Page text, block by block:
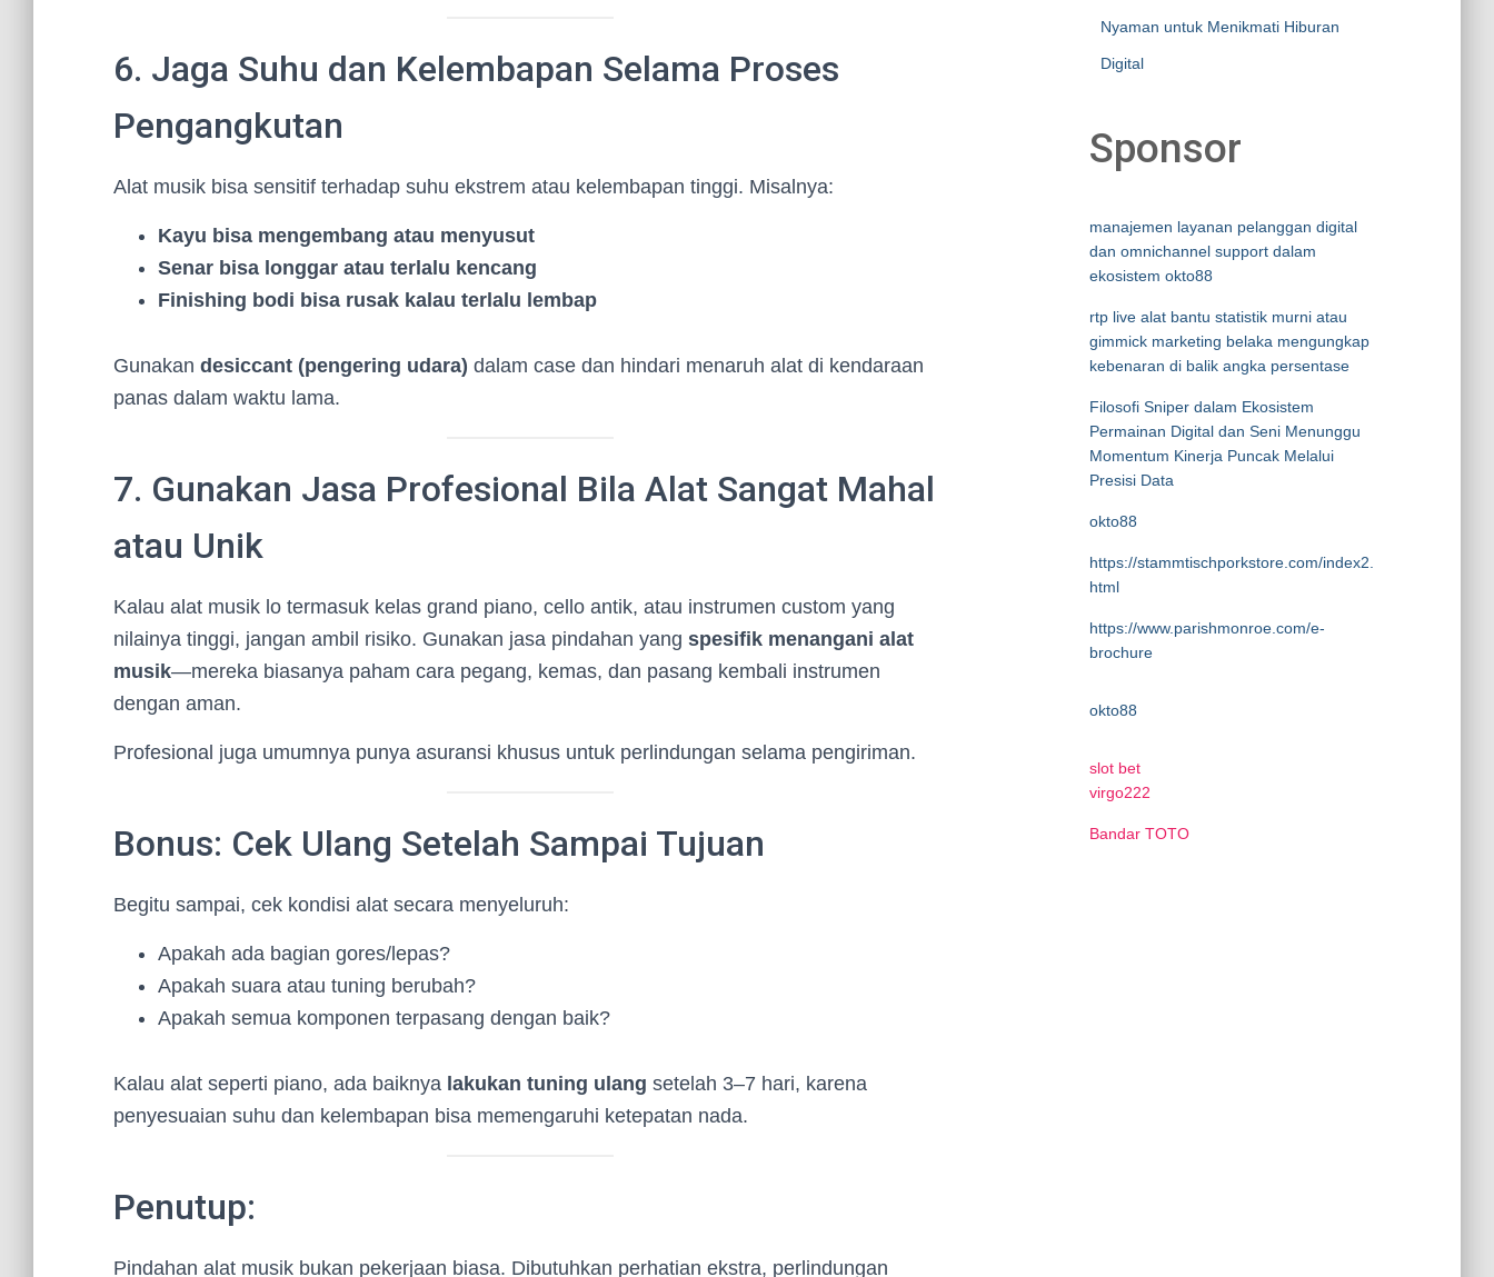
6. Jaga Suhu dan Kelembapan Selama Proses
Pengangkutan
Alat musik bisa sensitif terhadap suhu ekstrem atau kelembapan tinggi. Misalnya:
Kayu bisa mengembang atau menyusut
Senar bisa longgar atau terlalu kencang
Finishing bodi bisa rusak kalau terlalu lembap
Gunakan desiccant (pengering udara) dalam case dan hindari menaruh alat di kendaraan
panas dalam waktu lama.
7. Gunakan Jasa Profesional Bila Alat Sangat Mahal
atau Unik
Kalau alat musik lo termasuk kelas grand piano, cello antik, atau instrumen custom yang
nilainya tinggi, jangan ambil risiko. Gunakan jasa pindahan yang spesifik menangani alat
musik—mereka biasanya paham cara pegang, kemas, dan pasang kembali instrumen
dengan aman.
Profesional juga umumnya punya asuransi khusus untuk perlindungan selama pengiriman.
Bonus: Cek Ulang Setelah Sampai Tujuan
Begitu sampai, cek kondisi alat secara menyeluruh:
Apakah ada bagian gores/lepas?
Apakah suara atau tuning berubah?
Apakah semua komponen terpasang dengan baik?
Kalau alat seperti piano, ada baiknya lakukan tuning ulang setelah 3–7 hari, karena
penyesuaian suhu dan kelembapan bisa memengaruhi ketepatan nada.
Penutup:
Pindahan alat musik bukan pekerjaan biasa. Dibutuhkan perhatian ekstra, perlindungan
Nyaman untuk Menikmati Hiburan
Digital
Sponsor
manajemen layanan pelanggan digital
dan omnichannel support dalam
ekosistem okto88
rtp live alat bantu statistik murni atau
gimmick marketing belaka mengungkap
kebenaran di balik angka persentase
Filosofi Sniper dalam Ekosistem
Permainan Digital dan Seni Menunggu
Momentum Kinerja Puncak Melalui
Presisi Data
okto88
https://stammtischporkstore.com/index2.
html
https://www.parishmonroe.com/e-
brochure
okto88
slot bet
virgo222
Bandar TOTO